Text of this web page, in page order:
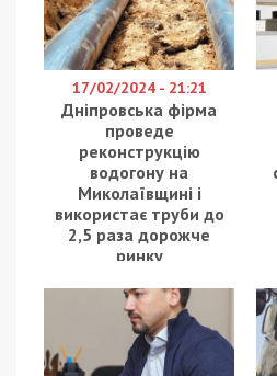
Национальной полиции в
области.
Также в регионе не
Ежедневно на
двух мерзавцев, решивших
военное время.
регулярно
работе на вражескую армию.
Отдельно Владимир
военное время
использовать дроны. Все
которые не
Теробороной будут
или просто сбиты.